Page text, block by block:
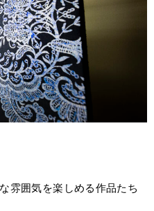
雰囲気を楽しめる作品たち